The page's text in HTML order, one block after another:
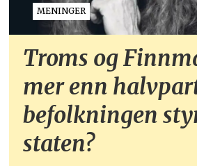
MENINGER
Troms og
mer enn
befolkningen
staten?